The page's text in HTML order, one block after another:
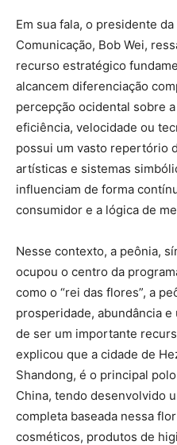
Em sua fala, o presidente
Comunicação, Bob Wei,
recurso estratégico
alcancem diferenciação
percepção ocidental sobre
eficiência, velocidade ou
possui um vasto repertório
artísticas e sistemas
influenciam de forma
consumidor e a lógica de
Nesse contexto, a peônia,
ocupou o centro da
como o “rei das flores”, a
prosperidade, abundância e
de ser um importante
explicou que a cidade de
Shandong, é o principal
China, tendo desenvolvido
completa baseada nessa
cosméticos, produtos de